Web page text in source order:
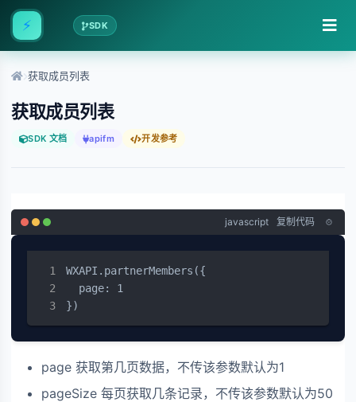
⚡ SDK
获取成员列表
获取成员列表
SDK 文档 apifm 开发参考
javascript 复制代码
WXAPI.partnerMembers({
  page: 1
})
page 获取第几页数据，不传该参数默认为1
pageSize 每页获取几条记录，不传该参数默认为50